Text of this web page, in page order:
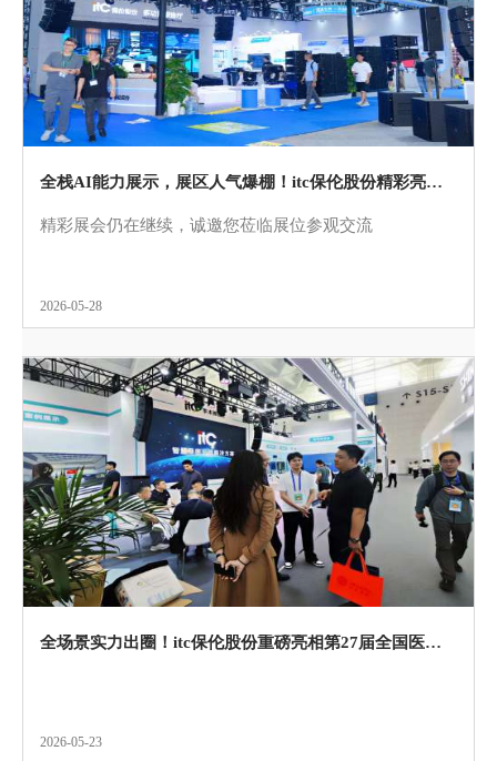
全栈AI能力展示，展区人气爆棚！itc保伦股份精彩亮相第24届广州国际专业灯光、音响展览会
精彩展会仍在继续，诚邀您莅临展位参观交流
2026-05-28
全场景实力出圈！itc保伦股份重磅亮相第27届全国医院建设大会！
2026-05-23